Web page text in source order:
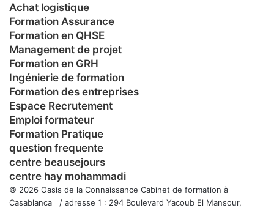
Achat logistique
Formation Assurance
Formation en QHSE
Management de projet
Formation en GRH
Ingénierie de formation
Formation des entreprises
Espace Recrutement
Emploi formateur
Formation Pratique
question frequente
centre beausejours
centre hay mohammadi
© 2026 Oasis de la Connaissance Cabinet de formation à
Casablanca / adresse 1 : 294 Boulevard Yacoub El Mansour,